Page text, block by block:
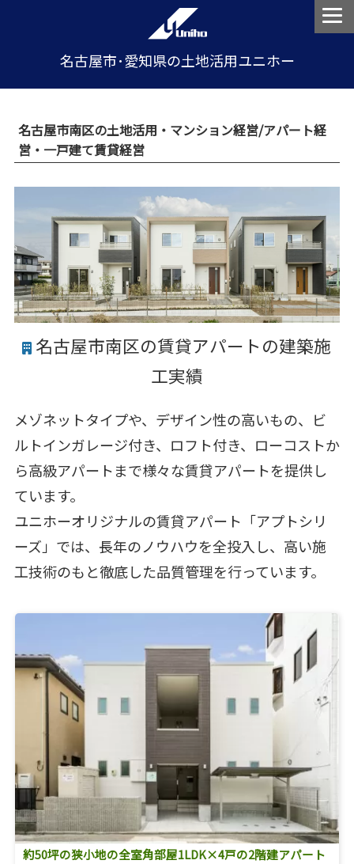
名古屋市･愛知県の土地活用ユニホー
名古屋市南区の土地活用・マンション経営/アパート経
営・一戸建て賃貸経営
名古屋市南区の賃貸アパートの建築施
工実績
メゾネットタイプや、デザイン性の高いもの、ビ
ルトインガレージ付き、ロフト付き、ローコストか
ら高級アパートまで様々な賃貸アパートを提供し
ています。
ユニホーオリジナルの賃貸アパート「アプトシリ
ーズ」では、長年のノウハウを全投入し、高い施
工技術のもと徹底した品質管理を行っています。
約50坪の狭小地の全室角部屋1LDK×4戸の2階建アパート